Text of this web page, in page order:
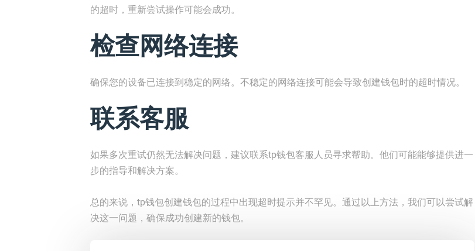
的超时，重新尝试操作可能会成功。
检查网络连接
确保您的设备已连接到稳定的网络。不稳定的网络连接可能会导致创建钱包时的超时情况。
联系客服
如果多次重试仍然无法解决问题，建议联系tp钱包客服人员寻求帮助。他们可能能够提供进一
步的指导和解决方案。
总的来说，tp钱包创建钱包的过程中出现超时提示并不罕见。通过以上方法，我们可以尝试解
决这一问题，确保成功创建新的钱包。